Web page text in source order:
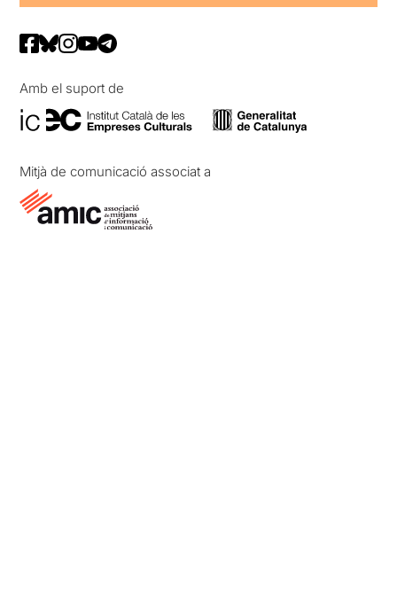
Amb el suport de
Mitjà de comunicació associat a